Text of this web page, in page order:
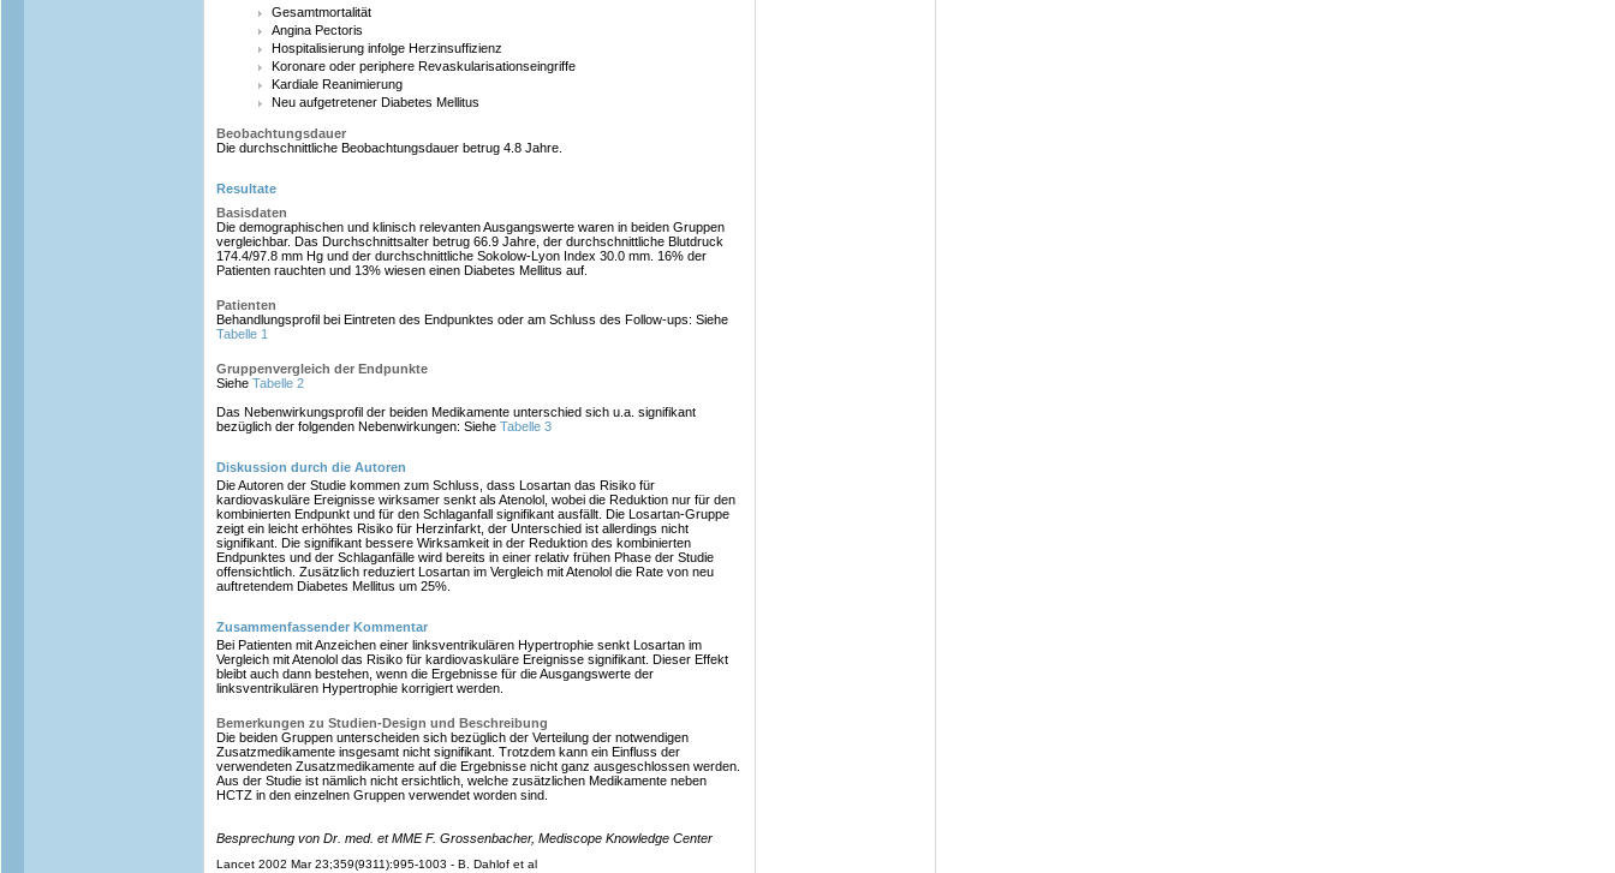
Gesamtmortalität
Angina Pectoris
Hospitalisierung infolge Herzinsuffizienz
Koronare oder periphere Revaskularisationseingriffe
Kardiale Reanimierung
Neu aufgetretener Diabetes Mellitus
Beobachtungsdauer
Die durchschnittliche Beobachtungsdauer betrug 4.8 Jahre.
Resultate
Basisdaten
Die demographischen und klinisch relevanten Ausgangswerte waren in beiden Gruppen
vergleichbar. Das Durchschnittsalter betrug 66.9 Jahre, der durchschnittliche Blutdruck
174.4/97.8 mm Hg und der durchschnittliche Sokolow-Lyon Index 30.0 mm. 16% der
Patienten rauchten und 13% wiesen einen Diabetes Mellitus auf.
Patienten
Behandlungsprofil bei Eintreten des Endpunktes oder am Schluss des Follow-ups: Siehe
Tabelle 1
Gruppenvergleich der Endpunkte
Siehe Tabelle 2
Das Nebenwirkungsprofil der beiden Medikamente unterschied sich u.a. signifikant
bezüglich der folgenden Nebenwirkungen: Siehe Tabelle 3
Diskussion durch die Autoren
Die Autoren der Studie kommen zum Schluss, dass Losartan das Risiko für
kardiovaskuläre Ereignisse wirksamer senkt als Atenolol, wobei die Reduktion nur für den
kombinierten Endpunkt und für den Schlaganfall signifikant ausfällt. Die Losartan-Gruppe
zeigt ein leicht erhöhtes Risiko für Herzinfarkt, der Unterschied ist allerdings nicht
signifikant. Die signifikant bessere Wirksamkeit in der Reduktion des kombinierten
Endpunktes und der Schlaganfälle wird bereits in einer relativ frühen Phase der Studie
offensichtlich. Zusätzlich reduziert Losartan im Vergleich mit Atenolol die Rate von neu
auftretendem Diabetes Mellitus um 25%.
Zusammenfassender Kommentar
Bei Patienten mit Anzeichen einer linksventrikulären Hypertrophie senkt Losartan im
Vergleich mit Atenolol das Risiko für kardiovaskuläre Ereignisse signifikant. Dieser Effekt
bleibt auch dann bestehen, wenn die Ergebnisse für die Ausgangswerte der
linksventrikulären Hypertrophie korrigiert werden.
Bemerkungen zu Studien-Design und Beschreibung
Die beiden Gruppen unterscheiden sich bezüglich der Verteilung der notwendigen
Zusatzmedikamente insgesamt nicht signifikant. Trotzdem kann ein Einfluss der
verwendeten Zusatzmedikamente auf die Ergebnisse nicht ganz ausgeschlossen werden.
Aus der Studie ist nämlich nicht ersichtlich, welche zusätzlichen Medikamente neben
HCTZ in den einzelnen Gruppen verwendet worden sind.
Besprechung von Dr. med. et MME F. Grossenbacher, Mediscope Knowledge Center
Lancet 2002 Mar 23;359(9311):995-1003 - B. Dahlof et al